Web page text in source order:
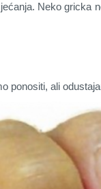
Neko gricka
ponositi, ali